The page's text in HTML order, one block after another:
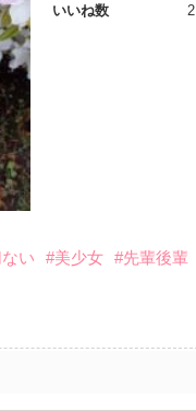
いいね数 2
い #美少女 #先輩後輩